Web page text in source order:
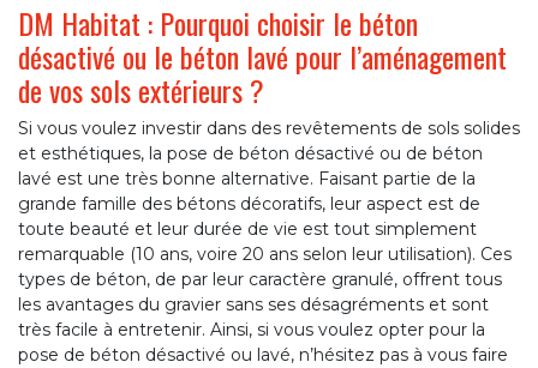
DM Habitat : Pourquoi choisir le béton
désactivé ou le béton lavé pour l’aménagement
de vos sols extérieurs ?
Si vous voulez investir dans des revêtements de sols solides
et esthétiques, la pose de béton désactivé ou de béton
lavé est une très bonne alternative. Faisant partie de la
grande famille des bétons décoratifs, leur aspect est de
toute beauté et leur durée de vie est tout simplement
remarquable (10 ans, voire 20 ans selon leur utilisation). Ces
types de béton, de par leur caractère granulé, offrent tous
les avantages du gravier sans ses désagréments et sont
très facile à entretenir. Ainsi, si vous voulez opter pour la
pose de béton désactivé ou lavé, n’hésitez pas à vous faire